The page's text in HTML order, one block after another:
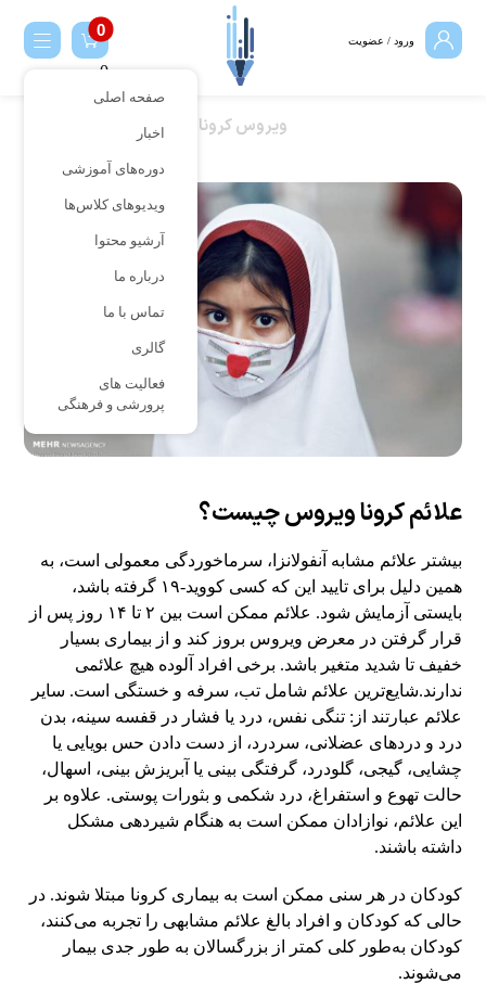
ورود / عضویت
صفحه اصلی
اخبار
دوره‌های آموزشی
ویدیوهای کلاس‌ها
آرشیو محتوا
درباره ما
تماس با ما
گالری
فعالیت های
پرورشی و فرهنگی
0
ویروس کرونا
علائم کرونا ویروس چیست؟
بیشتر علائم مشابه آنفولانزا، سرماخوردگی معمولی است، به
همین دلیل برای تایید این که کسی کووید-۱۹ گرفته باشد،
بایستی آزمایش شود. علائم ممکن است بین ۲ تا ۱۴ روز پس از
قرار گرفتن در معرض ویروس بروز کند و از بیماری بسیار
خفیف تا شدید متغیر باشد. برخی افراد آلوده هیچ علائمی
ندارند.شایع‌ترین علائم شامل تب، سرفه و خستگی است. سایر
علائم عبارتند از: تنگی نفس، درد یا فشار در قفسه سینه، بدن
درد و دردهای عضلانی، سردرد، از دست دادن حس بویایی یا
چشایی، گیجی، گلودرد، گرفتگی بینی یا آبریزش بینی، اسهال،
حالت تهوع و استفراغ، درد شکمی و بثورات پوستی. علاوه بر
این علائم، نوازادان ممکن است به هنگام شیردهی مشکل
داشته باشند.
کودکان در هر سنی ممکن است به بیماری کرونا مبتلا شوند. در
حالی که کودکان و افراد بالغ علائم مشابهی را تجربه می‌کنند،
کودکان به‌طور کلی کمتر از بزرگسالان به طور جدی بیمار
می‌شوند.